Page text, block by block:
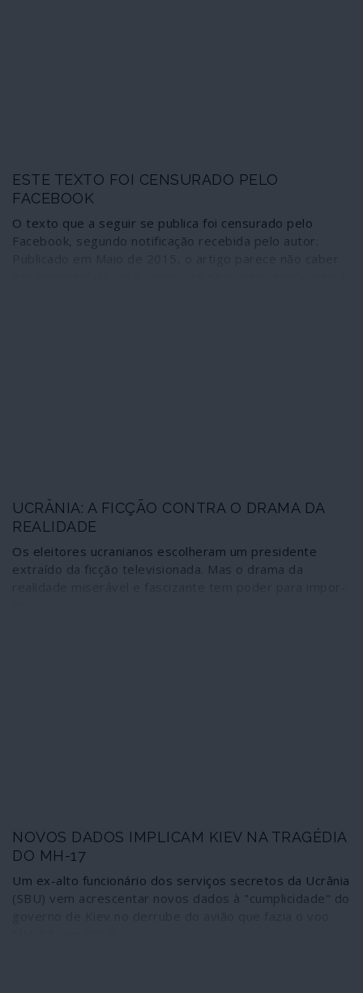
ESTE TEXTO FOI CENSURADO PELO
FACEBOOK
O texto que a seguir se publica foi censurado pelo
Facebook, segundo notificação recebida pelo autor.
UCRÂNIA: A FICÇÃO CONTRA O DRAMA DA
REALIDADE
Os eleitores ucranianos escolheram um presidente
extraído da ficção televisionada. Mas o drama da
NOVOS DADOS IMPLICAM KIEV NA TRAGÉDIA
DO MH-17
Um ex-alto funcionário dos serviços secretos da Ucrânia
(SBU) vem acrescentar novos dados à "cumplicidade" do